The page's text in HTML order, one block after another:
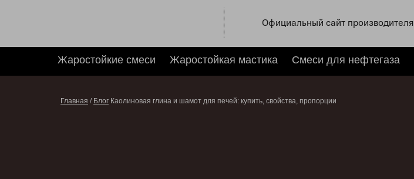
Официальный сайт производителя
Жаростойкие смеси Жаростойкая мастика Смеси для нефтегаза
Главная / Блог Каолиновая глина и шамот для печей: купить, свойства, пропорции